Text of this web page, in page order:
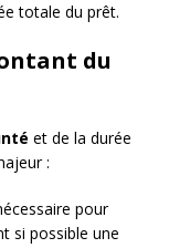
totale du prêt.
du
et de la durée
:
pour
si possible une